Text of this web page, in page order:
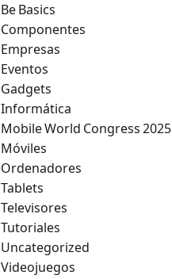
Be Basics
Componentes
Empresas
Eventos
Gadgets
Informática
Mobile World Congress 2025
Móviles
Ordenadores
Tablets
Televisores
Tutoriales
Uncategorized
Videojuegos